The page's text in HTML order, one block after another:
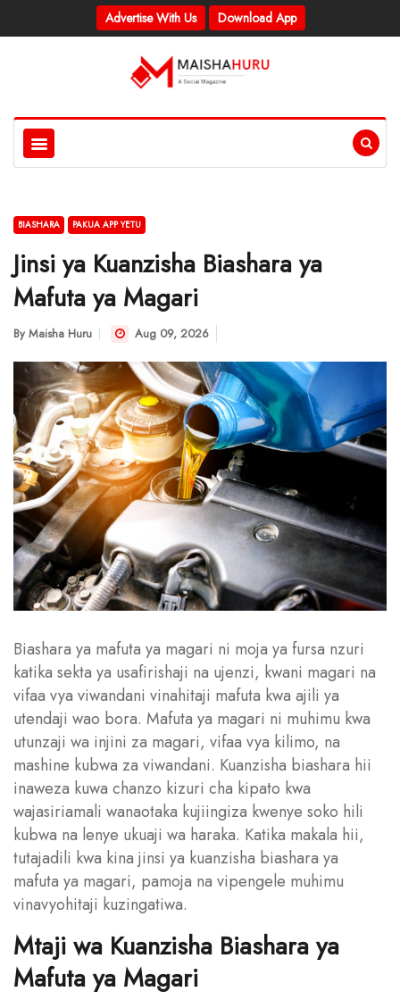
Advertise With Us Download App
BIASHARA PAKUA APP YETU
Jinsi ya Kuanzisha Biashara ya
Mafuta ya Magari
By Maisha Huru Aug 09, 2026
Biashara ya mafuta ya magari ni moja ya fursa nzuri
katika sekta ya usafirishaji na ujenzi, kwani magari na
vifaa vya viwandani vinahitaji mafuta kwa ajili ya
utendaji wao bora. Mafuta ya magari ni muhimu kwa
utunzaji wa injini za magari, vifaa vya kilimo, na
mashine kubwa za viwandani. Kuanzisha biashara hii
inaweza kuwa chanzo kizuri cha kipato kwa
wajasiriamali wanaotaka kujiingiza kwenye soko hili
kubwa na lenye ukuaji wa haraka. Katika makala hii,
tutajadili kwa kina jinsi ya kuanzisha biashara ya
mafuta ya magari, pamoja na vipengele muhimu
vinavyohitaji kuzingatiwa.
Mtaji wa Kuanzisha Biashara ya
Mafuta ya Magari